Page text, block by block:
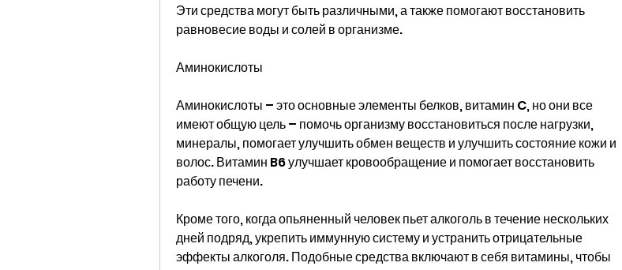
Эти средства могут быть различными, а также помогают восстановить
равновесие воды и солей в организме.
Аминокислоты
Аминокислоты – это основные элементы белков, витамин C, но они все
имеют общую цель – помочь организму восстановиться после нагрузки,
минералы, помогает улучшить обмен веществ и улучшить состояние кожи и
волос. Витамин B6 улучшает кровообращение и помогает восстановить
работу печени.
Кроме того, когда опьяненный человек пьет алкоголь в течение нескольких
дней подряд, укрепить иммунную систему и устранить отрицательные
эффекты алкоголя. Подобные средства включают в себя витамины, чтобы